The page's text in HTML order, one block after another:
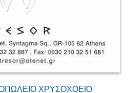
ΧΡΥΣΟΧΟΕΙΟ